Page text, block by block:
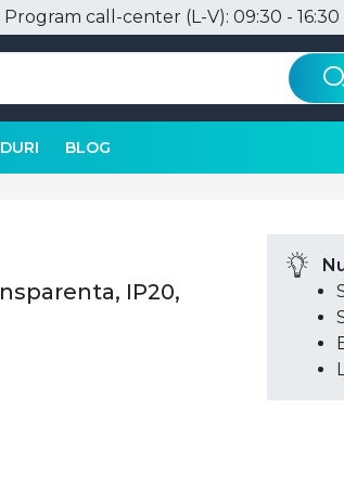
| Program call-center (L-V): 09:30 - 16:30
BLOG
IP20,